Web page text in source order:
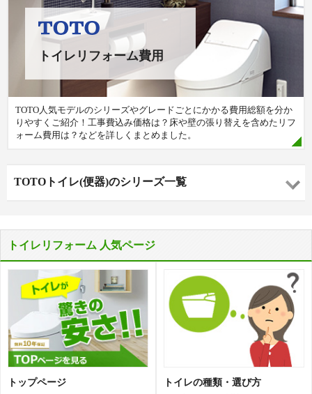
トイレリフォーム費用
TOTO人気モデルのシリーズやグレードごとにかかる費用総額を分か
りやすくご紹介！工事費込み価格は？床や壁の張り替えを含めたリフ
ォーム費用は？などを詳しくまとめました。
TOTOトイレ(便器)のシリーズ一覧
ピュアレストQR
組み合わせ便器
低価格で高機能！人気の大定番トイ
レ
ピュアレストEX
組み合わせ便器
丸みを帯びたデザインが人気の上位
トイレリフォーム 人気ページ
トップページ トイレの種類・選び方